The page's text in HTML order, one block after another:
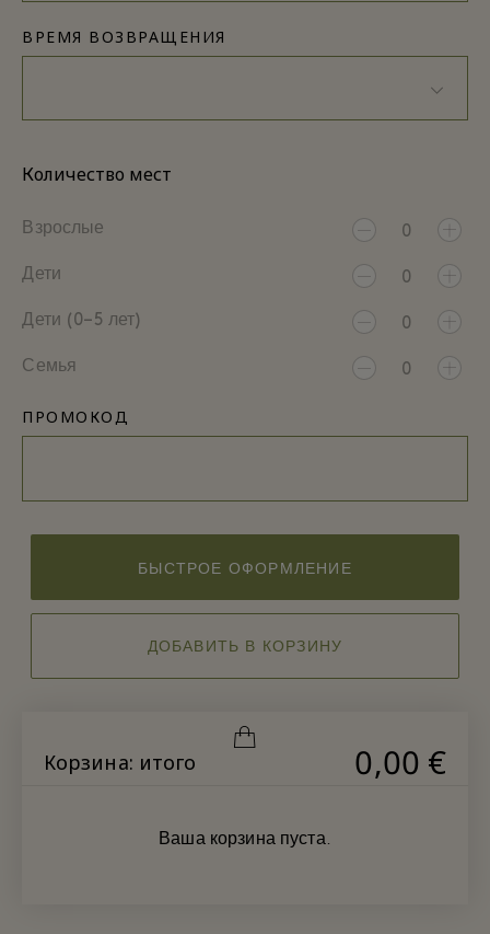
ВРЕМЯ ВОЗВРАЩЕНИЯ
Количество мест
Взрослые 0
Дети 0
Дети (0–5 лет) 0
Семья 0
ПРОМОКОД
ДОБАВИТЬ В КОРЗИНУ
БЫСТРОЕ ОФОРМЛЕНИЕ
Корзина: итого 0,00 €
Ваша корзина пуста.